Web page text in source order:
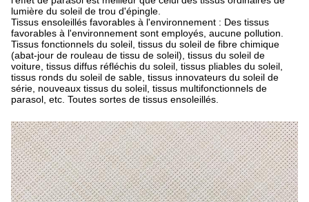
lumière du soleil de trou d'épingle.
Tissus ensoleillés favorables à l'environnement : Des tissus
favorables à l'environnement sont employés, aucune pollution.
Tissus fonctionnels du soleil, tissus du soleil de fibre chimique
(abat-jour de rouleau de tissu de soleil), tissus du soleil de
voiture, tissus diffus réfléchis du soleil, tissus pliables du soleil,
tissus ronds du soleil de sable, tissus innovateurs du soleil de
série, nouveaux tissus du soleil, tissus multifonctionnels de
parasol, etc. Toutes sortes de tissus ensoleillés.